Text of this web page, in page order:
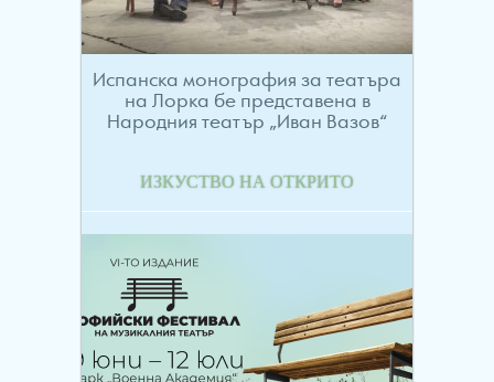
Испанска монография за театъра
на Лорка бе представена в
Народния театър „Иван Вазов“
ИЗКУСТВО НА ОТКРИТО